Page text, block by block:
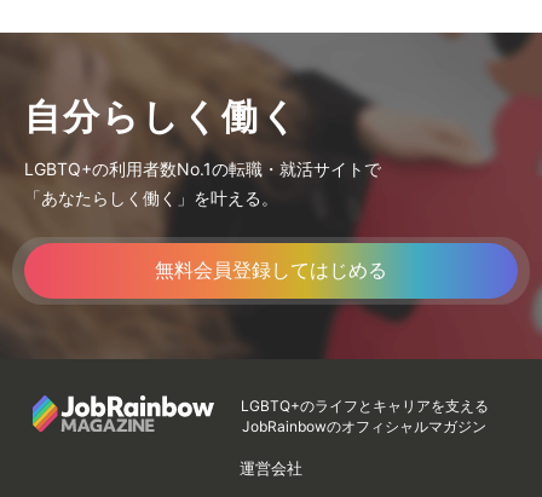
自分らしく働く
LGBTQ+の利用者数No.1の転職・就活サイトで
「あなたらしく働く」を叶える。
無料会員登録してはじめる
LGBTQ+のライフとキャリアを支える
JobRainbowのオフィシャルマガジン
運営会社